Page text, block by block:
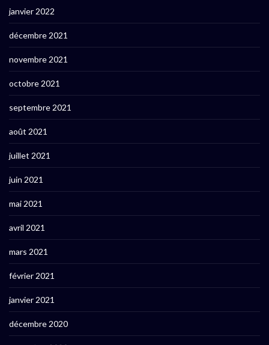
janvier 2022
décembre 2021
novembre 2021
octobre 2021
septembre 2021
août 2021
juillet 2021
juin 2021
mai 2021
avril 2021
mars 2021
février 2021
janvier 2021
décembre 2020